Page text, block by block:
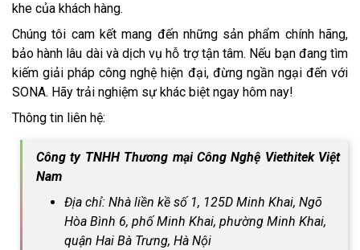
khe của khách hàng.
Chúng tôi cam kết mang đến những sản phẩm chính hãng,
bảo hành lâu dài và dịch vụ hỗ trợ tận tâm. Nếu bạn đang tìm
kiếm giải pháp công nghệ hiện đại, đừng ngần ngại đến với
SONA. Hãy trải nghiệm sự khác biệt ngay hôm nay!
Thông tin liên hệ:
Công ty TNHH Thương mại Công Nghệ Viethitek Việt
Nam
Địa chỉ: Nhà liền kề số 1, 125D Minh Khai, Ngõ
Hòa Bình 6, phố Minh Khai, phường Minh Khai,
quận Hai Bà Trưng, Hà Nội